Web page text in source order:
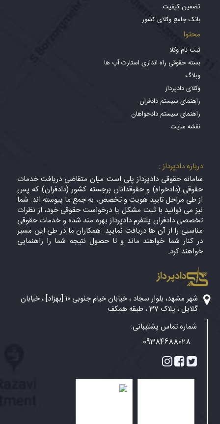
تضمین کیفیت
بانک جامع وکلای کشور
محتوا
ثبت نام وکلا
بسته حقوقی راه اندازی استارت آپ ها
وبلاگ
وکلای دادپرداز
راهنمای سیستم دادفران
راهنمای سیستم دادخواهان
نقشه سایت
درباره دادپرداز :
سامانه حقوقی دادپرداز پلی است میان متقاضی دریافت خدمات
حقوقی (دادخواه) و حقوقدانان برجسته کشور (دادفران) که پس
از طی مراحل تایید هویت و تخصص، به جمع ما پیوسته اند. شما
نیز می توانید با ثبت مشکل یا درخواست حقوقی خود، از نظرات
تخصصی دادفران پلتفرم دادپرداز بهره مند شده و خدمات حقوقی
مناسبی را از آن ها دریافت نمایید. همکاران ما در طی این مسیر
در کنار شما خواهند ماند و تا حصول نتیجه شما را راهنمایی
خواهند کرد.
دادپرداز
شهر مشهد، بلوار سجاد ، خیابان خیام جنوبی ۱۰ [بهزاد] ، خیابان
گلایل ، پلاک 37 ، طبقه همکف
شماره تماس پشتیبانی:
09384688028